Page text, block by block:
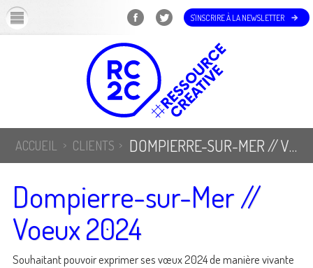
S'INSCRIRE À LA NEWSLETTER
ACCUEIL CLIENTS DOMPIERRE-SUR-MER // VOEUX 2024
Dompierre-sur-Mer //
Voeux 2024
Souhaitant pouvoir exprimer ses vœux 2024 de manière vivante